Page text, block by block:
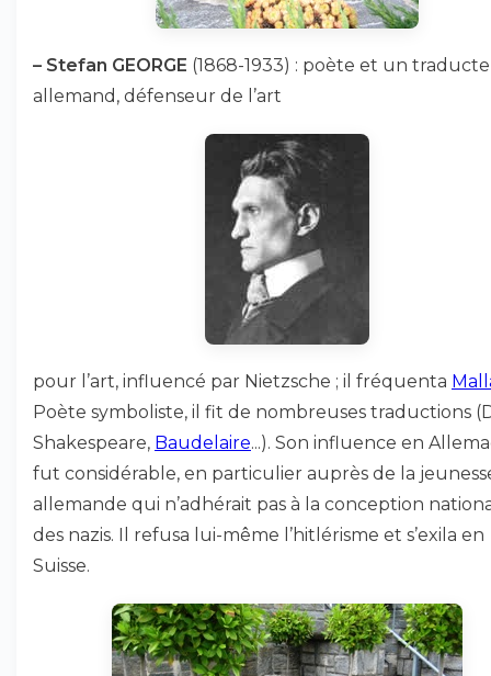
– Stefan GEORGE (1868-1933) : poète et un
allemand, défenseur de l’art
pour l’art, influencé par Nietzsche ; il fréquenta
Poète symboliste, il fit de nombreuses traductions
Shakespeare, Baudelaire...). Son influence en
fut considérable, en particulier auprès de la
allemande qui n’adhérait pas à la conception
des nazis. Il refusa lui-même l’hitlérisme et s’exila en
Suisse.